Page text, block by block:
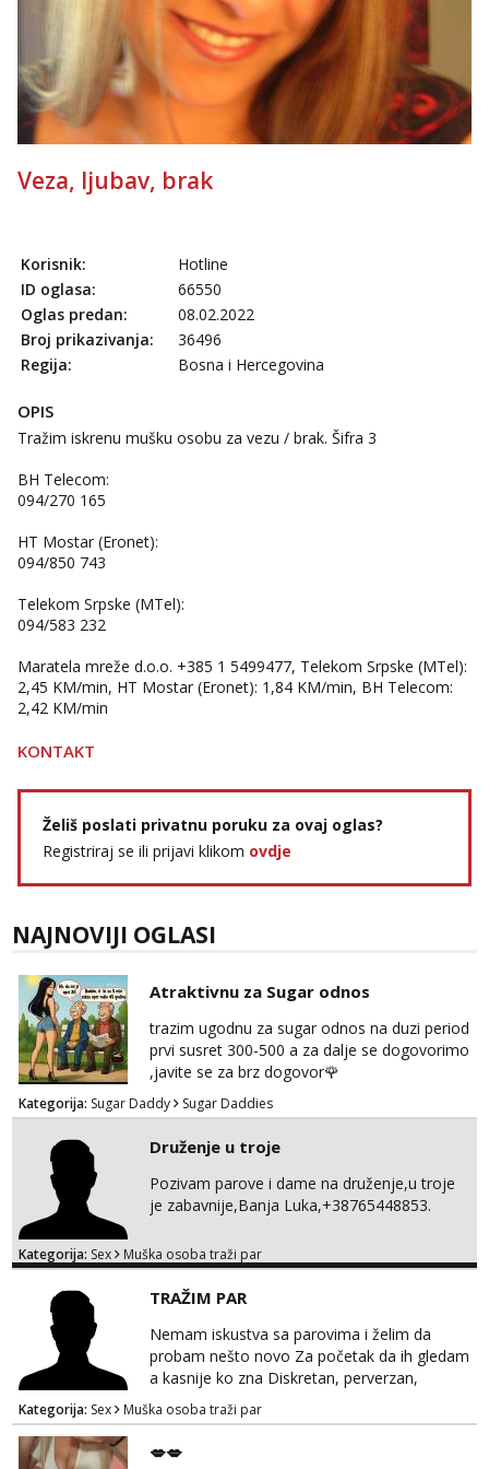
Veza, ljubav, brak
Korisnik:
Hotline
ID oglasa:
66550
Oglas predan:
08.02.2022
Broj prikazivanja:
36496
Regija:
Bosna i Hercegovina
OPIS
Tražim iskrenu mušku osobu za vezu / brak. Šifra 3
BH Telecom:
094/270 165
HT Mostar (Eronet):
094/850 743
Telekom Srpske (MTel):
094/583 232
Maratela mreže d.o.o. +385 1 5499477, Telekom Srpske (MTel):
2,45 KM/min, HT Mostar (Eronet): 1,84 KM/min, BH Telecom:
2,42 KM/min
KONTAKT
Želiš poslati privatnu poruku za ovaj oglas?
Registriraj se ili prijavi klikom ovdje
NAJNOVIJI OGLASI
Atraktivnu za Sugar odnos
trazim ugodnu za sugar odnos na duzi period
prvi susret 300-500 a za dalje se dogovorimo
,javite se za brz dogovor🌹
Kategorija: Sugar Daddy Sugar Daddies
Druženje u troje
Pozivam parove i dame na druženje,u troje
je zabavnije,Banja Luka,+38765448853.
Kategorija: Sex Muška osoba traži par
TRAŽIM PAR
Nemam iskustva sa parovima i želim da
probam nešto novo Za početak da ih gledam
a kasnije ko zna Diskretan, perverzan,
korektan. Solo muškarci me ne zanimaju!!!
Prednost Banjaluka Telegram @Dekster98
Kategorija: Sex Muška osoba traži par
💋💋